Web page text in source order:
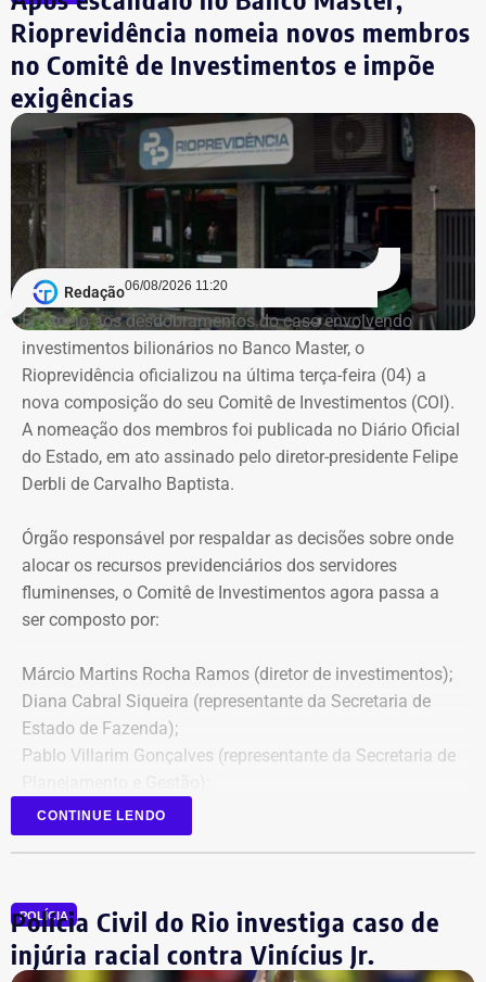
desistiu da disputa para apoiar a campanha de Anthony
Garotinho.
Com informações de Lauro Jardim, do jornal “O Globo”.
Rioprevidência nomeia novos membros
no Comitê de Investimentos e impõe
exigências
Redação06/08/2026 11:20
Em meio aos desdobramentos do caso envolvendo
investimentos bilionários no Banco Master, o
Rioprevidência oficializou na última terça-feira (04) a
nova composição do seu Comitê de Investimentos (COI).
A nomeação dos membros foi publicada no Diário Oficial
do Estado, em ato assinado pelo diretor-presidente Felipe
Derbli de Carvalho Baptista.
Órgão responsável por respaldar as decisões sobre onde
alocar os recursos previdenciários dos servidores
fluminenses, o Comitê de Investimentos agora passa a
ser composto por:
Márcio Martins Rocha Ramos (diretor de investimentos);
Diana Cabral Siqueira (representante da Secretaria de
Estado de Fazenda);
Pablo Villarim Gonçalves (representante da Secretaria de
Alisson José Ramos Batista (servidor do Corpo Técnico
do Rioprevidência);
Retroatividade de atos para garantir
CONTINUE LENDO
POLÍCIA
Polícia Civil do Rio investiga caso de
injúria racial contra Vinícius Jr.